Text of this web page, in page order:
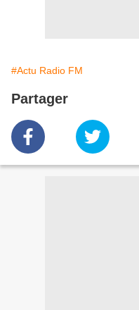
#Actu Radio FM
Partager